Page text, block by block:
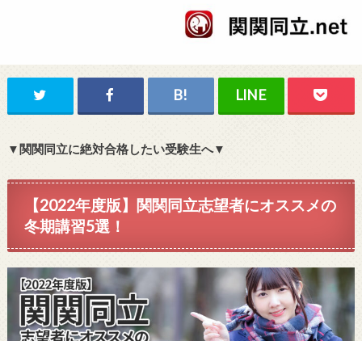
▼関関同立に絶対合格したい受験生へ▼
【2022年度版】関関同立志望者にオススメの
冬期講習5選！